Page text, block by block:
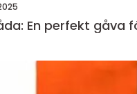
En perfekt gåva